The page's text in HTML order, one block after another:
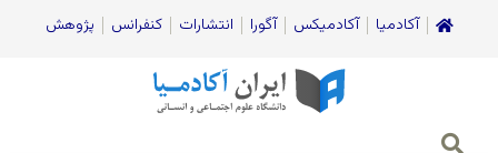
آکادمیا آکادمیکس آگورا انتشارات کنفرانس پژوهش